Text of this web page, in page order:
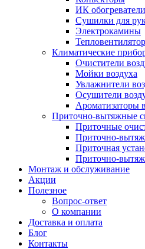
ИК обогреватели
Сушилки для
Электрокамины
Климатические
Очистители
Мойки воздуха
Увлажнители
Осушители
Ароматизаторы
Приточно-вытяжные
Приточные
Приточно-
Приточная
Приточно-
Монтаж и обслуживание
Акции
Полезное
Вопрос-ответ
О компании
Доставка и оплата
Блог
Контакты